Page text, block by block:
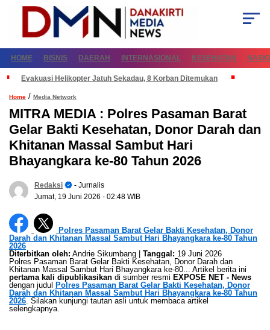
HOME BISNIS DAERAH INTERNASIONAL KESEHATAN
Evakuasi Helikopter Jatuh Sekadau, 8 Korban Ditemukan
Home / Media Network
MITRA MEDIA : Polres Pasaman Barat
Gelar Bakti Kesehatan, Donor Darah dan
Khitanan Massal Sambut Hari
Bhayangkara ke-80 Tahun 2026
Redaksi
- Jurnalis
Jumat, 19 Juni 2026 - 02:48 WIB
Polres Pasaman Barat Gelar Bakti Kesehatan, Donor
Darah dan Khitanan Massal Sambut Hari Bhayangkara ke-80 Tahun
2026
Diterbitkan oleh: Andrie Sikumbang | Tanggal: 19 Juni 2026
Polres Pasaman Barat Gelar Bakti Kesehatan, Donor Darah dan
Khitanan Massal Sambut Hari Bhayangkara ke-80... Artikel berita ini
pertama kali dipublikasikan di sumber resmi EXPOSE NET - News
dengan judul Polres Pasaman Barat Gelar Bakti Kesehatan, Donor
Darah dan Khitanan Massal Sambut Hari Bhayangkara ke-80 Tahun
2026. Silakan kunjungi tautan asli untuk membaca artikel
selengkapnya.